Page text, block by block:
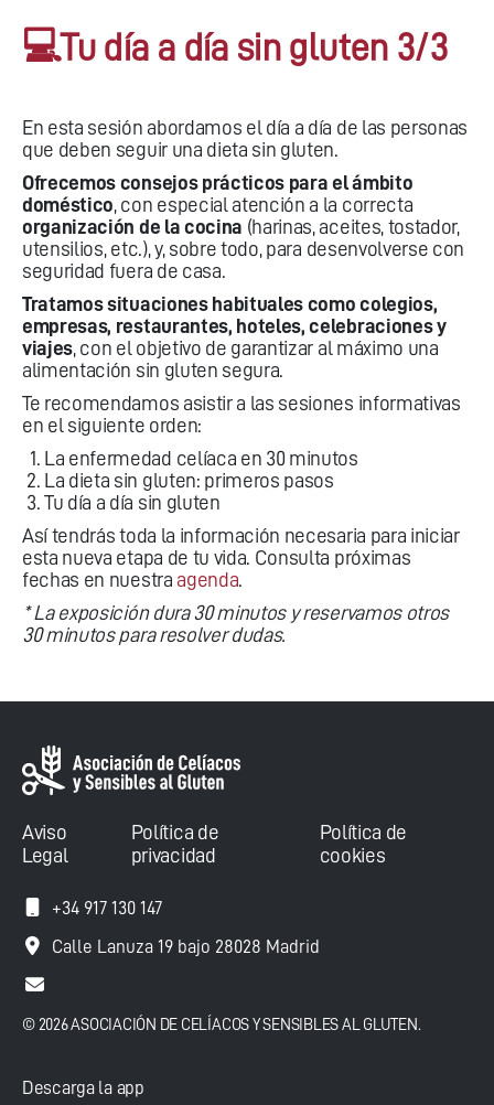
💻Tu día a día sin gluten 3/3
En esta sesión abordamos el día a día de las personas
que deben seguir una dieta sin gluten.
Ofrecemos consejos prácticos para el ámbito
doméstico, con especial atención a la correcta
organización de la cocina (harinas, aceites, tostador,
utensilios, etc.), y, sobre todo, para desenvolverse con
seguridad fuera de casa.
Tratamos situaciones habituales como colegios,
empresas, restaurantes, hoteles, celebraciones y
viajes, con el objetivo de garantizar al máximo una
alimentación sin gluten segura.
Te recomendamos asistir a las sesiones informativas
en el siguiente orden:
La enfermedad celíaca en 30 minutos
La dieta sin gluten: primeros pasos
Tu día a día sin gluten
Así tendrás toda la información necesaria para iniciar
esta nueva etapa de tu vida. Consulta próximas
fechas en nuestra agenda.
* La exposición dura 30 minutos y reservamos otros
30 minutos para resolver dudas.
Aviso
Legal
Política de
privacidad
Política de
cookies
+34 917 130 147
Calle Lanuza 19 bajo 28028 Madrid
© 2026 ASOCIACIÓN DE CELÍACOS Y SENSIBLES AL GLUTEN.
Descarga la app